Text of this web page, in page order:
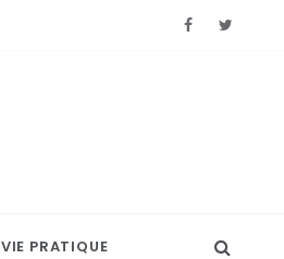
VIE PRATIQUE